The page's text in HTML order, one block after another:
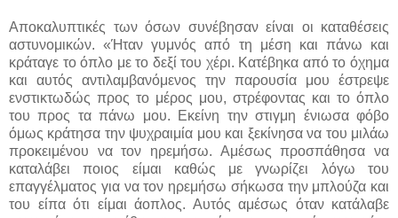
Αποκαλυπτικές των όσων συνέβησαν είναι οι καταθέσεις
αστυνομικών. «Ήταν γυμνός από τη μέση και πάνω και
κράταγε το όπλο με το δεξί του χέρι. Κατέβηκα από το όχημα
και αυτός αντιλαμβανόμενος την παρουσία μου έστρεψε
ενστικτωδώς προς το μέρος μου, στρέφοντας και το όπλο
του προς τα πάνω μου. Εκείνη την στιγμη ένιωσα φόβο
όμως κράτησα την ψυχραιμία μου και ξεκίνησα να του μιλάω
προκειμένου να τον ηρεμήσω. Αμέσως προσπάθησα να
καταλάβει ποιος είμαι καθώς με γνωρίζει λόγω του
επαγγέλματος για να τον ηρεμήσω σήκωσα την μπλούζα και
του είπα ότι είμαι άοπλος. Αυτός αμέσως όταν κατάλαβε